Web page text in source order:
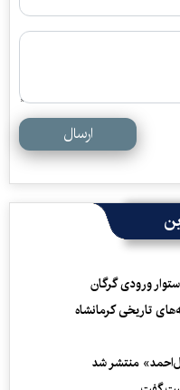
ارسال
ورودی گرگان
تاریخی کرمانشاه
منتشر شد